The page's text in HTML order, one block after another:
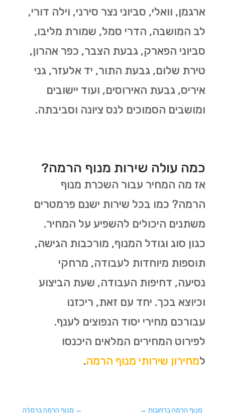
ארגמן, וואלי, סביוני נצר סירני, וילה דורי,
לב המושבה, הדרי סמל, שמורת מליבו,
סביוני הפארק, גבעת הצבר, כפר אהרון,
טירת שלום, גבעת התור, יד אלעזר, גני
איריס, גבעת האירוסים, ועוד יישובים
ומושבים הסמוכים לנס ציונה וסביבתה.
כמה עולה שירות מנוף הרמה?
אז מה המחיר עבור השכרת מנוף
הרמה? כמו בכל שירות ישנם פרמטרים
משתנים היכולים להשפיע על המחיר.
כגון סוג וגודל המנוף, מורכבות הגישה,
תוספות מיוחדות לעבודה, מרחקי
נסיעה, דחיפות העבודה, שעת הביצוע
וכיוצא בכך. יחד עם זאת, ריכזנו
עבורכם מחירי יסוד הנפוצים לענף.
לפירוט המחירים המלאים היכנסו
למחירון שירותי מנוף הרמה.
← מנוף הרמה ברמלה מנוף הרמה ברחובות→